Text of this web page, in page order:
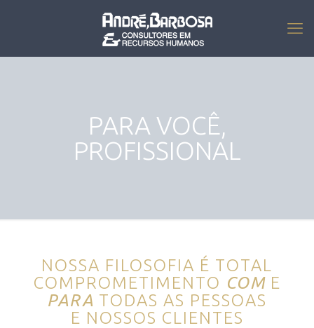
PARA VOCÊ,
PROFISSIONAL
NOSSA FILOSOFIA É TOTAL
COMPROMETIMENTO COME
PARA TODAS AS PESSOAS
E NOSSOS CLIENTES